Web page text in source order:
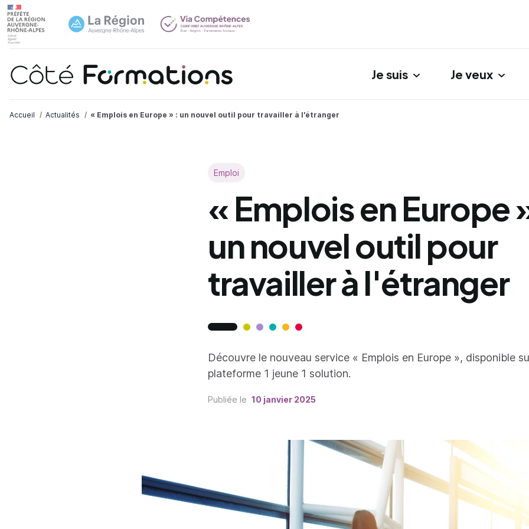
Aller au contenu principal
Je suis Je veux
Aller au contenu principal
Accueil Actualités « Emplois en Europe » : un nouvel outil pour travailler à l'étranger
Emploi
« Emplois en Europe
un nouvel outil pour
travailler à l'étranger
Découvre le nouveau service « Emplois en Europe », disponible
plateforme 1 jeune 1 solution.
Publiée le 10 janvier 2025